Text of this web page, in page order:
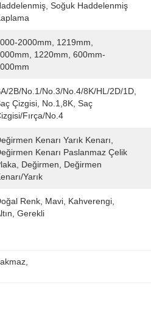
Soğuk Haddelenmiş
2000mm, 1219mm,
1220mm, 600mm-
2B/No.1/No.3/No.4/8K/HL/2D/1D,
Çizgisi, No.1,8K, Saç
fırça/No.4
Kenarı Yarık Kenarı,
Kenarı Paslanmaz Çelik
Değirmen, Değirmen
yarık
Renk, Mavi, Kahverengi,
Gerekli
,